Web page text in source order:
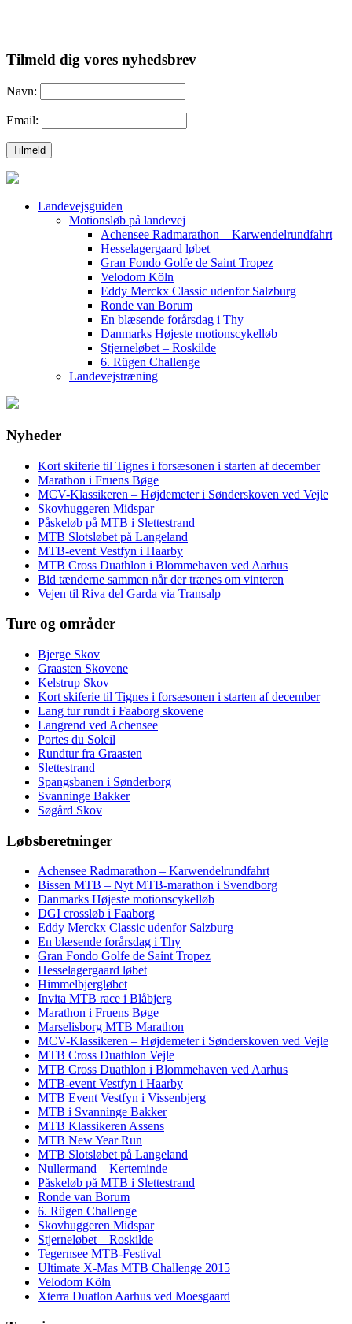
Tilmeld dig vores nyhedsbrev
Navn:
Email:
Landevejsguiden
Motionsløb på landevej
Achensee Radmarathon – Karwendelrundfahrt
Hesselagergaard løbet
Gran Fondo Golfe de Saint Tropez
Velodom Köln
Eddy Merckx Classic udenfor Salzburg
Ronde van Borum
En blæsende forårsdag i Thy
Danmarks Højeste motionscykelløb
Stjerneløbet – Roskilde
6. Rügen Challenge
Landevejstræning
Nyheder
Kort skiferie til Tignes i forsæsonen i starten af december
Marathon i Fruens Bøge
MCV-Klassikeren – Højdemeter i Sønderskoven ved Vejle
Skovhuggeren Midspar
Påskeløb på MTB i Slettestrand
MTB Slotsløbet på Langeland
MTB-event Vestfyn i Haarby
MTB Cross Duathlon i Blommehaven ved Aarhus
Bid tænderne sammen når der trænes om vinteren
Vejen til Riva del Garda via Transalp
Ture og områder
Bjerge Skov
Graasten Skovene
Kelstrup Skov
Kort skiferie til Tignes i forsæsonen i starten af december
Lang tur rundt i Faaborg skovene
Langrend ved Achensee
Portes du Soleil
Rundtur fra Graasten
Slettestrand
Spangsbanen i Sønderborg
Svanninge Bakker
Søgård Skov
Løbsberetninger
Achensee Radmarathon – Karwendelrundfahrt
Bissen MTB – Nyt MTB-marathon i Svendborg
Danmarks Højeste motionscykelløb
DGI crossløb i Faaborg
Eddy Merckx Classic udenfor Salzburg
En blæsende forårsdag i Thy
Gran Fondo Golfe de Saint Tropez
Hesselagergaard løbet
Himmelbjergløbet
Invita MTB race i Blåbjerg
Marathon i Fruens Bøge
Marselisborg MTB Marathon
MCV-Klassikeren – Højdemeter i Sønderskoven ved Vejle
MTB Cross Duathlon Vejle
MTB Cross Duathlon i Blommehaven ved Aarhus
MTB-event Vestfyn i Haarby
MTB Event Vestfyn i Vissenbjerg
MTB i Svanninge Bakker
MTB Klassikeren Assens
MTB New Year Run
MTB Slotsløbet på Langeland
Nullermand – Kerteminde
Påskeløb på MTB i Slettestrand
Ronde van Borum
6. Rügen Challenge
Skovhuggeren Midspar
Stjerneløbet – Roskilde
Tegernsee MTB-Festival
Ultimate X-Mas MTB Challenge 2015
Velodom Köln
Xterra Duatlon Aarhus ved Moesgaard